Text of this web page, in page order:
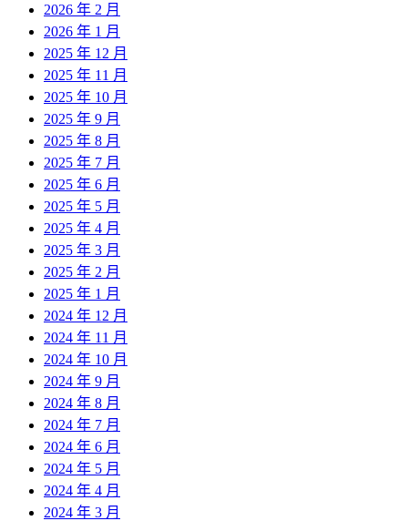
2026 年 2 月
2026 年 1 月
2025 年 12 月
2025 年 11 月
2025 年 10 月
2025 年 9 月
2025 年 8 月
2025 年 7 月
2025 年 6 月
2025 年 5 月
2025 年 4 月
2025 年 3 月
2025 年 2 月
2025 年 1 月
2024 年 12 月
2024 年 11 月
2024 年 10 月
2024 年 9 月
2024 年 8 月
2024 年 7 月
2024 年 6 月
2024 年 5 月
2024 年 4 月
2024 年 3 月